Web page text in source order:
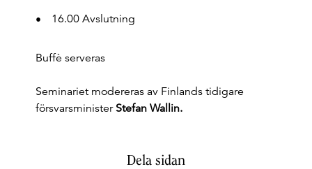
16.00 Avslutning
Buffè serveras
Seminariet modereras av Finlands tidigare
försvarsministerStefan Wallin.
Dela sidan